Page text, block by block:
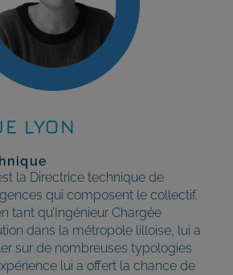
LYON
la Directrice technique de
qui composent le collectif.
tant qu’Ingénieur Chargée
dans la métropole lilloise, lui a
sur de nombreuses typologies
lui a offert la chance de